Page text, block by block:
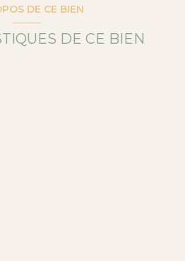
au 04 67 10 94 19.
légale de
DE CE BIEN
DE CE BIEN